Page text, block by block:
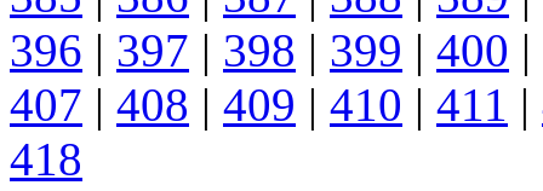
396 | 397 | 398 | 399 | 400 |
407 | 408 | 409 | 410 | 411 |
418